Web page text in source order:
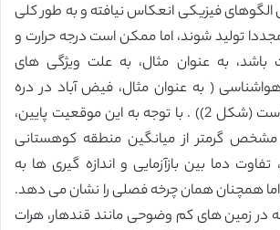
الگوهای فیزیکی انعکاس نیافته و به طور کلی
مجددا تولید شوند، اما ممکن است درجه حرارت و
به عنوان مثال، به علت ویژگی های
( به عنوان مثال، فیض آباد در دره
Kokcha واقع شده است (شکل 2)) . با توجه به این موقعیت پایین،
مشخص گرمتر از میانگین منطقه کوهستانی
تفاوت دما بین بازآزمایی و اندازه گیری ها به
همچنان همان چرخه فصلی را نشان می دهد.
در زمین های کم وضوحی مانند قندهار، هرات